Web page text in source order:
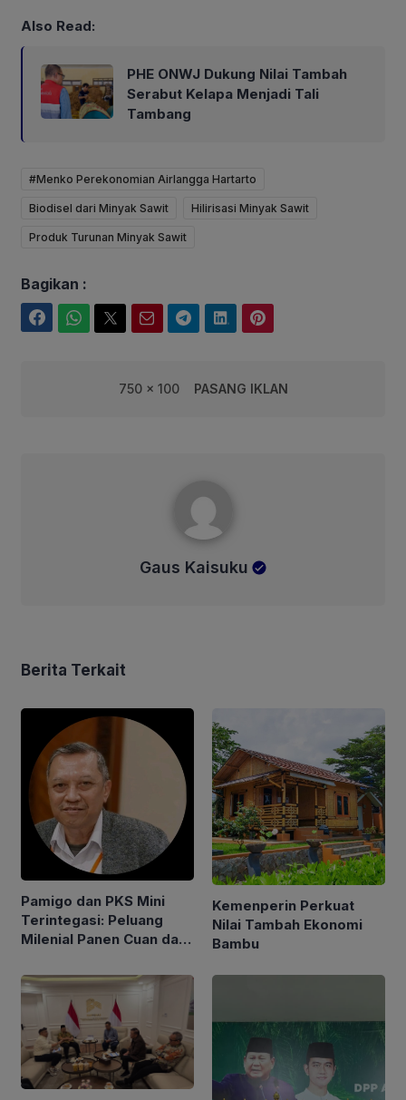
Also Read:
PHE ONWJ Dukung Nilai Tambah
Serabut Kelapa Menjadi Tali
Tambang
#Menko Perekonomian Airlangga Hartarto
Biodisel dari Minyak Sawit Hilirisasi Minyak Sawit
Produk Turunan Minyak Sawit
Bagikan :
750 x 100 PASANG IKLAN
Gaus Kaisuku
Berita Terkait
Pamigo dan PKS Mini
Terintegasi: Peluang
Milenial Panen Cuan dari
Kemenperin Perkuat
Nilai Tambah Ekonomi
Bambu